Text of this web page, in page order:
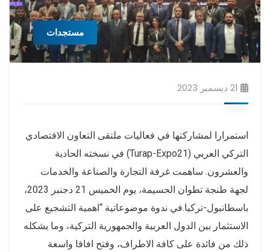
مستجدات
21 ديسمبر 2023
استمرارا لمشاركتها في فعاليات ملتقى التعاون الاقتصادي
التركي العربي (Turap-Expo21) في نسخته الحادية
والعشرون. ساهمت غرفة التجارة والصناعة والخدمات
لجهة طنجة تطوان الحسيمة، يوم الخميس 21 دجنبر 2023،
باسطانبول-تركيا.في ندوة موضوعاتية “اهمية التشجيع على
الاستثمار بين الدول العربية والجمهورية التركية، وما يشكله
ذلك من فائدة على كافة الاطراف، وفتح افاقا واسعة